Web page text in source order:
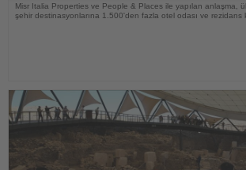
Misr Italia Properties ve People & Places ile yapılan anlaşma,
şehir destinasyonlarına 1.500'den fazla otel odası ve rezidans